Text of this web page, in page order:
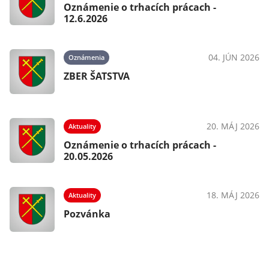
Oznámenie o trhacích prácach -
12.6.2026
Oznámenia 04. JÚN 2026
ZBER ŠATSTVA
Aktuality 20. MÁJ 2026
Oznámenie o trhacích prácach -
20.05.2026
Aktuality 18. MÁJ 2026
Pozvánka